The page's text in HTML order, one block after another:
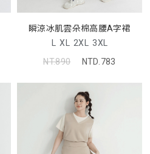
瞬涼冰肌雲朵棉高腰A字裙
L XL 2XL 3XL
NT.890
NTD.783